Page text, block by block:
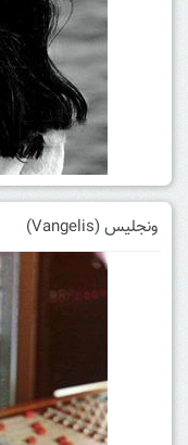
ونجلیس (Vangelis)